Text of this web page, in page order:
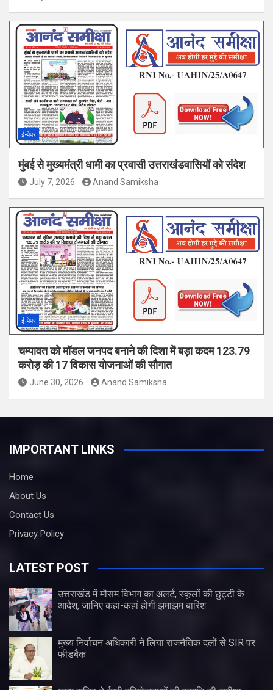
ई-पेपर
मुंबई से मुख्यमंत्री धामी का प्रवासी उत्तराखंडवासियों को संदेश
July 7, 2026 Anand Samiksha
ई-पेपर
चम्पावत को मॉडल जनपद बनाने की दिशा में बड़ा कदम 123.79
करोड़ की 17 विकास योजनाओं की सौगात
June 30, 2026 Anand Samiksha
IMPORTANT LINKS
Home
About Us
Contact Us
Privacy Policy
LATEST POST
उत्तराखंड में मौसम विभाग का अलर्ट, स्कूलों की छुट्टी के
आदेश, जानिए कहां-कहां होगी झमाझम बारिश
मुख्य निर्वाचन अधिकारी ने लिया राजनैतिक दलों से SIR पर
फीडबैक